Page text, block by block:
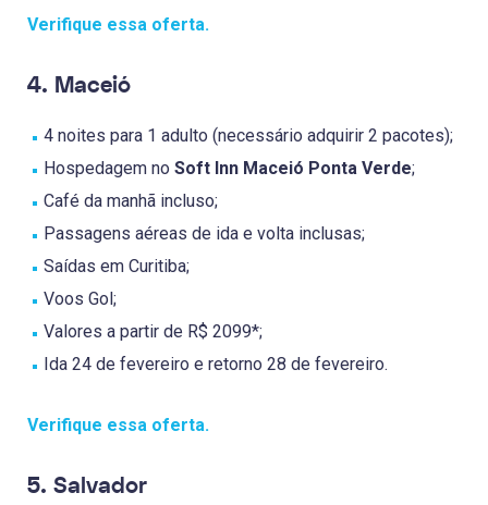
Verifique essa oferta.
4. Maceió
4 noites para 1 adulto (necessário adquirir 2 pacotes);
Hospedagem no Soft Inn Maceió Ponta Verde;
Café da manhã incluso;
Passagens aéreas de ida e volta inclusas;
Saídas em Curitiba;
Voos Gol;
Valores a partir de R$ 2099*;
Ida 24 de fevereiro e retorno 28 de fevereiro.
Verifique essa oferta.
5. Salvador